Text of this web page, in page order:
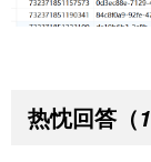
热忱回答 （1